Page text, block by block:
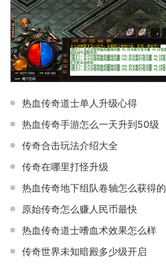
热血传奇道士单人升级心得
热血传奇手游怎么一天升到50级
传奇合击玩法介绍大全
传奇在哪里打怪升级
热血传奇地下组队卷轴怎么获得的
原始传奇怎么赚人民币最快
热血传奇道士嗜血术效果怎么样
传奇世界未知暗殿多少级开启